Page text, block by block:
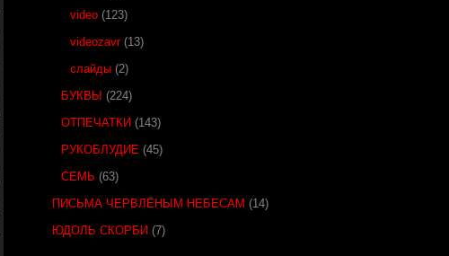
video(123)
videozavr(13)
слайды(2)
БУКВЫ (224)
ОТПЕЧАТКИ (143)
РУКОБЛУДИЕ (45)
СЕМЬ (63)
ПИСЬМА ЧЕРВЛЁНЫМ НЕБЕСАМ (14)
ЮДОЛЬ СКОРБИ (7)